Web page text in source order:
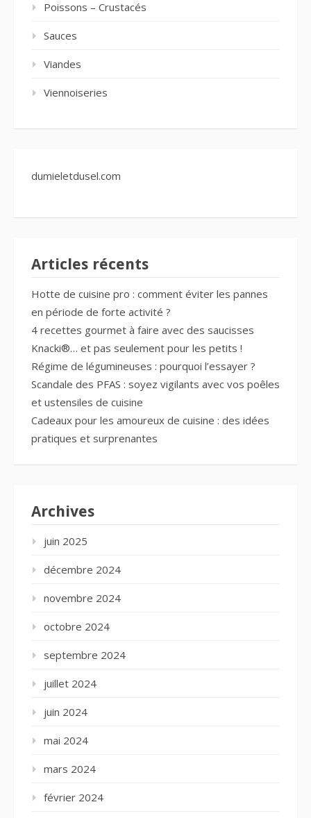
Poissons – Crustacés
Sauces
Viandes
Viennoiseries
dumieletdusel.com
Articles récents
Hotte de cuisine pro : comment éviter les pannes
en période de forte activité ?
4 recettes gourmet à faire avec des saucisses
Knacki®… et pas seulement pour les petits !
Régime de légumineuses : pourquoi l’essayer ?
Scandale des PFAS : soyez vigilants avec vos poêles
et ustensiles de cuisine
Cadeaux pour les amoureux de cuisine : des idées
pratiques et surprenantes
Archives
juin 2025
décembre 2024
novembre 2024
octobre 2024
septembre 2024
juillet 2024
juin 2024
mai 2024
mars 2024
février 2024